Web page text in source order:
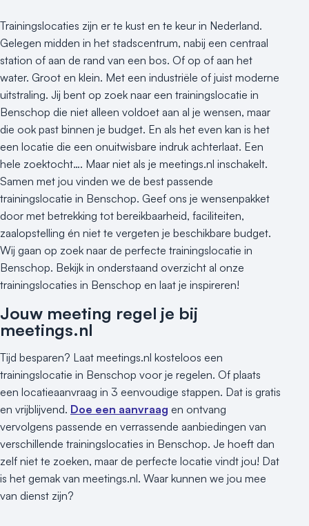
Duurzame locatie
Groene locatie
Heisessie
Hotel
Hybride events
Industriële locatie
Kasteel en landgoed
Kleine / intieme locatie
Locaties aan zee
Museum
Theater
Varende locatie
Trainingslocaties zijn er te kust en te keur in Nederland.
Gelegen midden in het stadscentrum, nabij een centraal
station of aan de rand van een bos. Of op of aan het
water. Groot en klein. Met een industriële of juist moderne
uitstraling. Jij bent op zoek naar een trainingslocatie in
Benschop die niet alleen voldoet aan al je wensen, maar
die ook past binnen je budget. En als het even kan is het
een locatie die een onuitwisbare indruk achterlaat. Een
hele zoektocht…. Maar niet als je meetings.nl inschakelt.
Samen met jou vinden we de best passende
trainingslocatie in Benschop. Geef ons je wensenpakket
door met betrekking tot bereikbaarheid, faciliteiten,
zaalopstelling én niet te vergeten je beschikbare budget.
Wij gaan op zoek naar de perfecte trainingslocatie in
Benschop. Bekijk in onderstaand overzicht al onze
trainingslocaties in Benschop en laat je inspireren!
Jouw meeting regel je bij
meetings.nl
Tijd besparen? Laat meetings.nl kosteloos een
trainingslocatie in Benschop voor je regelen. Of plaats
een locatieaanvraag in 3 eenvoudige stappen. Dat is gratis
en vrijblijvend. Doe een aanvraag en ontvang
vervolgens passende en verrassende aanbiedingen van
verschillende trainingslocaties in Benschop. Je hoeft dan
zelf niet te zoeken, maar de perfecte locatie vindt jou! Dat
is het gemak van meetings.nl. Waar kunnen we jou mee
van dienst zijn?